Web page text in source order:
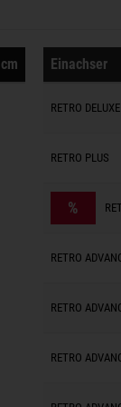
Einachser
RETRO DELUXE
RETRO PLUS
%
RETRO
RETRO
RETRO